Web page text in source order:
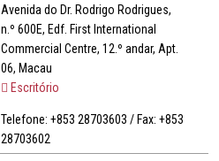
Avenida do Dr. Rodrigo Rodrigues,
n.º 600E, Edf. First International
Commercial Centre, 12.º andar, Apt.
06, Macau
Escritório
Telefone: +853 28703603 / Fax: +853
28703602